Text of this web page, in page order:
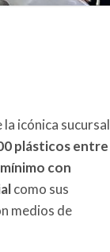
icónica sucursal
plásticos entre
con
como sus
medios de